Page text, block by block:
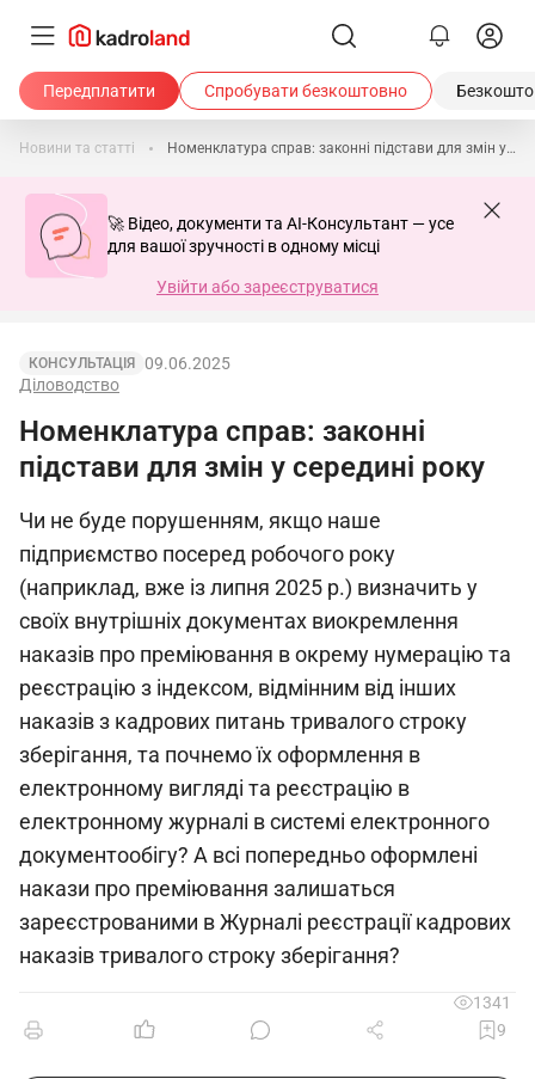
Передплатити Спробувати безкоштовно
Новини та статті Номенклатура справ: законні підстави для змін у середині року
🚀 Відео, документи та AI-Консультант — усе
для вашої зручності в одному місці
Увійти або зареєструватися
КОНСУЛЬТАЦІЯ
Діловодство
09.06.2025
Номенклатура справ: законні
підстави для змін у середині року
Чи не буде порушенням, якщо наше
підприємство посеред робочого року
(наприклад, вже із липня 2025 р.) визначить у
своїх внутрішніх документах виокремлення
наказів про преміювання в окрему нумерацію та
реєстрацію з індексом, відмінним від інших
наказів з кадрових питань тривалого строку
зберігання, та почнемо їх оформлення в
електронному вигляді та реєстрацію в
електронному журналі в системі електронного
документообігу? А всі попередньо оформлені
накази про преміювання залишаться
зареєстрованими в Журналі реєстрації кадрових
наказів тривалого строку зберігання?
1341
9